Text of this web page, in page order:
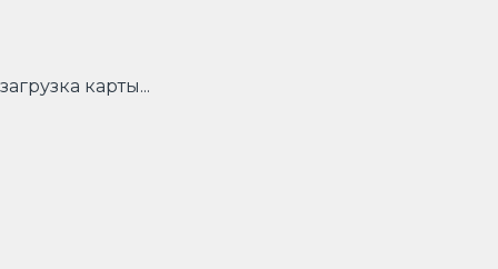
загрузка карты...